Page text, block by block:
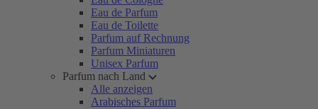
Eau de Parfum
Eau de Toilette
Parfum auf Rechnung
Parfum Miniaturen
Unisex Parfum
Parfum nach Land
Alle anzeigen
Arabisches Parfum